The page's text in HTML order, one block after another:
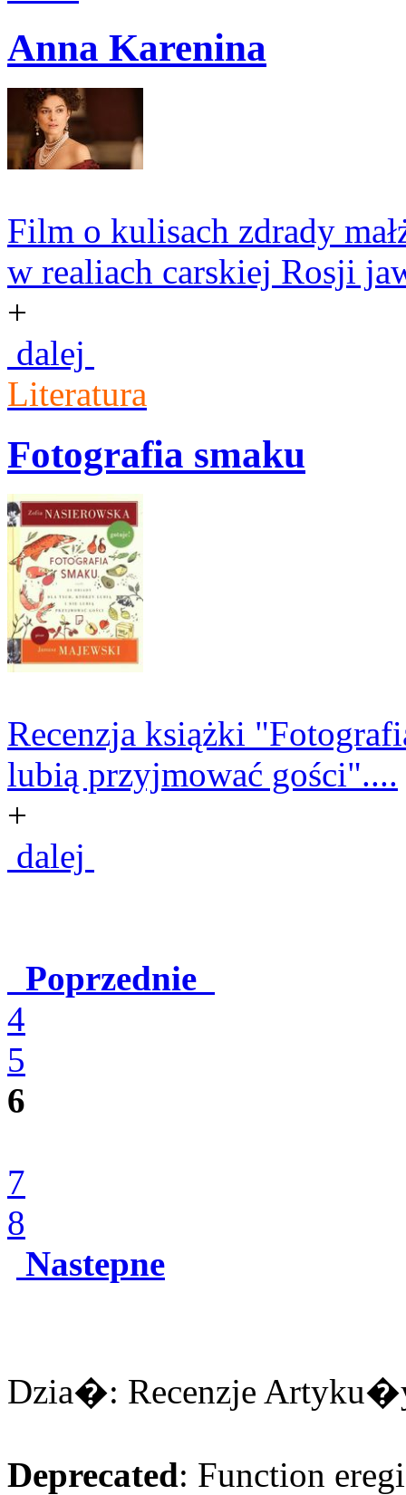
Anna Karenina
Film o kulisach zdrady
w realiach carskiej Rosji
+
dalej
Literatura
Fotografia smaku
Recenzja książki
lubią przyjmować gości"....
+
dalej
Poprzednie
4
5
6
7
8
Nastepne
Dzia�: Recenzje
Deprecated: Function